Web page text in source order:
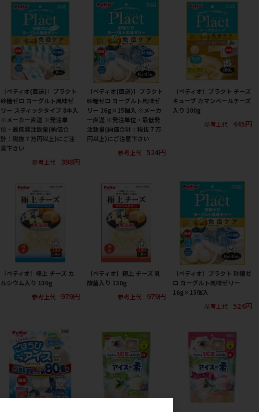
［ペティオ(直送)］プラクト
砂糖ゼロ ヨーグルト風味ゼ
リー スティックタイプ 8本入
※メーカー直送 ※発注単
位・最低発注数量(納価合
計：税抜７万円以上)にご注
意下さい
参考上代
398円
［ペティオ(直送)］プラクト
砂糖ゼロ ヨーグルト風味ゼ
リー 16g×15個入 ※メーカ
ー直送 ※発注単位・最低発
注数量(納価合計：税抜７万
円以上)にご注意下さい
参考上代
524円
［ペティオ］プラクト チーズ
キューブ カマンベールチーズ
入り 100g
参考上代
445円
［ペティオ］極上 チーズ カ
ルシウム入り 130g
参考上代
979円
［ペティオ］極上 チーズ 乳
酸菌入り 130g
参考上代
979円
［ペティオ］プラクト 砂糖ゼ
ロ ヨーグルト風味ゼリー
16g×15個入
参考上代
524円